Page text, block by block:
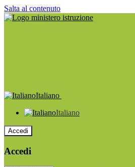
Salta al contenuto
Italiano
Italiano
Accedi
Accedi